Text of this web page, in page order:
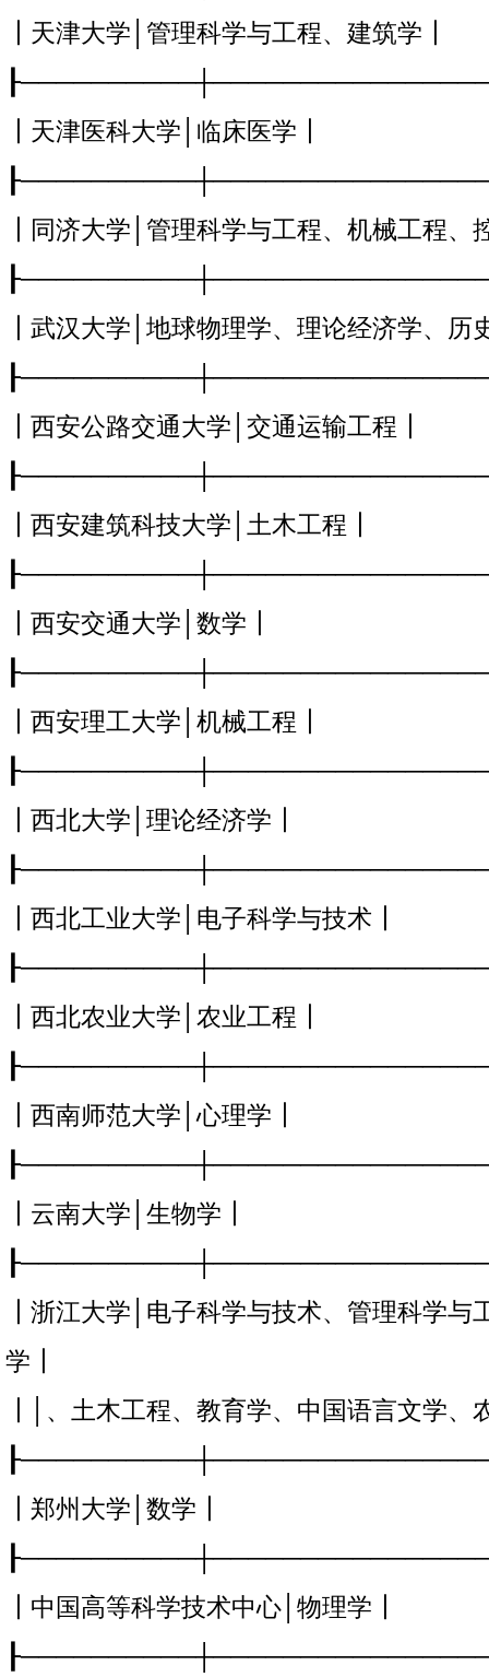
┃天津大学│管理科学与工程、建筑学┃
┃天津医科大学│临床医学┃
┃同济大学│管理科学与工程、机械工程
┃武汉大学│地球物理学、理论经济学、
┃西安公路交通大学│交通运输工程┃
┃西安建筑科技大学│土木工程┃
┃西安交通大学│数学┃
┃西安理工大学│机械工程┃
┃西北大学│理论经济学┃
┃西北工业大学│电子科学与技术┃
┃西北农业大学│农业工程┃
┃西南师范大学│心理学┃
┃云南大学│生物学┃
┃浙江大学│电子科学与技术、管理科学与
学┃
┃│、土木工程、教育学、中国语言文学
┃郑州大学│数学┃
┃中国高等科学技术中心│物理学┃